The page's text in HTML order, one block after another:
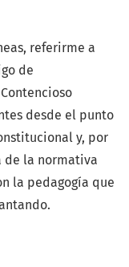
referirme a
de
desde el punto
y, por
de la normativa
la pedagogía que